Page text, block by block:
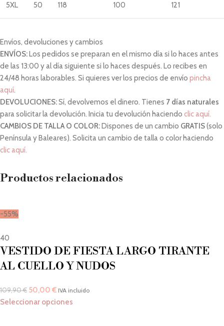
5XL 50 118 100 121
Envíos, devoluciones y cambios
ENVÍOS: Los pedidos se preparan en el mismo día si lo haces antes
de las 13:00 y al día siguiente si lo haces después. Lo recibes en
24/48 horas laborables. Si quieres ver los precios de envío pincha
aquí.
DEVOLUCIONES:Sí, devolvemos el dinero. Tienes 7 días naturales
para solicitar la devolución. Inicia tu devolución haciendo clic aquí.
CAMBIOS DE TALLA O COLOR: Dispones de un cambio GRATIS(solo
Península y Baleares). Solicita un cambio de talla o color haciendo
clic aquí.
Productos relacionados
-55%
40
VESTIDO DE FIESTA LARGO TIRANTE
AL CUELLO Y NUDOS
109,90€ 50,00 € IVA incluido
Seleccionar opciones